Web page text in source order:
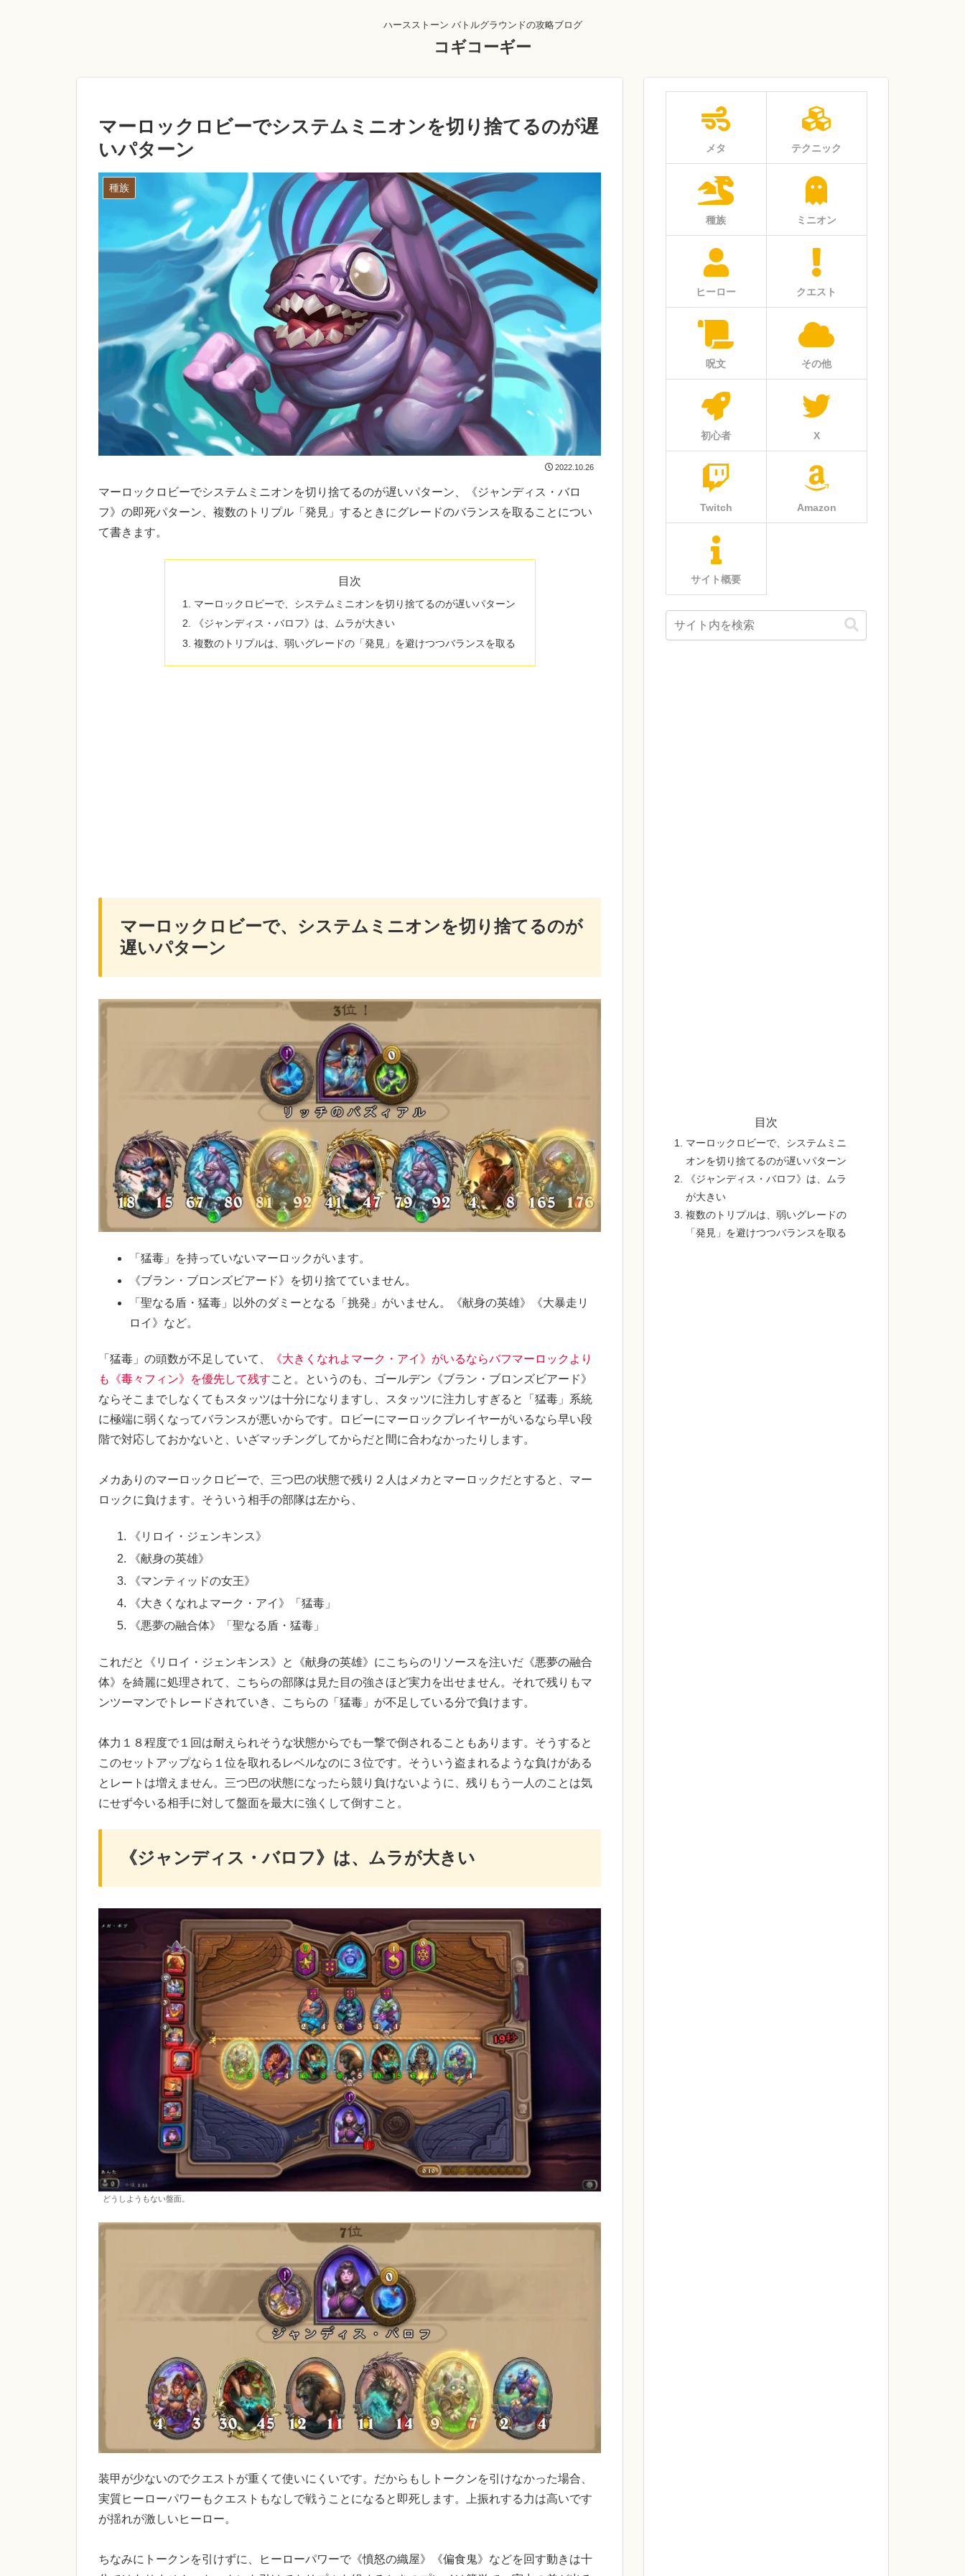
ハースストーン バトルグラウンドの攻略ブログ
コギコーギー
マーロックロビーでシステムミニオンを切り捨てるのが遅
いパターン
種族
2022.10.26
マーロックロビーでシステムミニオンを切り捨てるのが遅いパターン、《ジャンディス・バロ
フ》の即死パターン、複数のトリプル「発見」するときにグレードのバランスを取ることについ
て書きます。
目次
マーロックロビーで、システムミニオンを切り捨てるのが遅いパターン
《ジャンディス・バロフ》は、ムラが大きい
複数のトリプルは、弱いグレードの「発見」を避けつつバランスを取る
マーロックロビーで、システムミニオンを切り捨てるのが
遅いパターン
「猛毒」を持っていないマーロックがいます。
《ブラン・ブロンズビアード》を切り捨てていません。
「聖なる盾・猛毒」以外のダミーとなる「挑発」がいません。《献身の英雄》《大暴走リ
ロイ》など。
「猛毒」の頭数が不足していて、
《大きくなれよマーク・アイ》がいるならバフマーロックより
も《毒々フィン》を優先して残すこと。というのも、ゴールデン《ブラン・ブロンズビアード》
ならそこまでしなくてもスタッツは十分になりますし、スタッツに注力しすぎると「猛毒」系統
に極端に弱くなってバランスが悪いからです。ロビーにマーロックプレイヤーがいるなら早い段
階で対応しておかないと、いざマッチングしてからだと間に合わなかったりします。
メカありのマーロックロビーで、三つ巴の状態で残り２人はメカとマーロックだとすると、マー
ロックに負けます。そういう相手の部隊は左から、
《リロイ・ジェンキンス》
《献身の英雄》
《マンティッドの女王》
《大きくなれよマーク・アイ》「猛毒」
《悪夢の融合体》「聖なる盾・猛毒」
これだと《リロイ・ジェンキンス》と《献身の英雄》にこちらのリソースを注いだ《悪夢の融合
体》を綺麗に処理されて、こちらの部隊は見た目の強さほど実力を出せません。それで残りもマ
ンツーマンでトレードされていき、こちらの「猛毒」が不足している分で負けます。
体力１８程度で１回は耐えられそうな状態からでも一撃で倒されることもあります。そうすると
このセットアップなら１位を取れるレベルなのに３位です。そういう盗まれるような負けがある
とレートは増えません。三つ巴の状態になったら競り負けないように、残りもう一人のことは気
にせず今いる相手に対して盤面を最大に強くして倒すこと。
《ジャンディス・バロフ》は、ムラが大きい
どうしようもない盤面。
装甲が少ないのでクエストが重くて使いにくいです。だからもしトークンを引けなかった場合、
実質ヒーローパワーもクエストもなしで戦うことになると即死します。上振れする力は高いです
が揺れが激しいヒーロー。
ちなみにトークンを引けずに、ヒーローパワーで《憤怒の織屋》《偏食鬼》などを回す動きは十
メタ テクニック
種族 ミニオン
ヒーロー クエスト
呪文 その他
初心者 X
Twitch Amazon
サイト概要
目次
マーロックロビーで、システムミニ
オンを切り捨てるのが遅いパターン
《ジャンディス・バロフ》は、ムラ
が大きい
複数のトリプルは、弱いグレードの
「発見」を避けつつバランスを取る